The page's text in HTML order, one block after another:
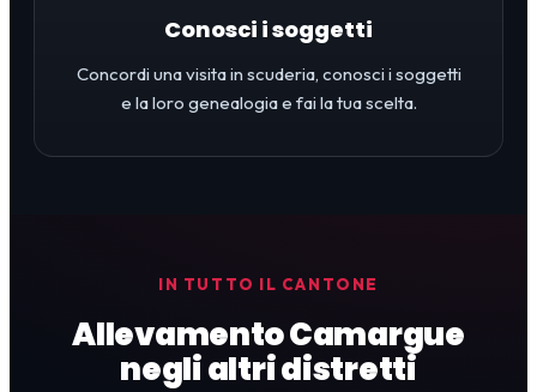
Conosci i soggetti
Concordi una visita in scuderia, conosci i soggetti
e la loro genealogia e fai la tua scelta.
IN TUTTO IL CANTONE
Allevamento Camargue
negli altri distretti